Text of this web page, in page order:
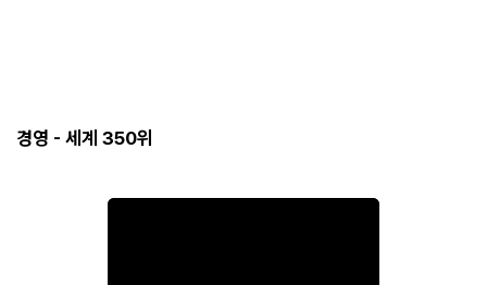
경영 - 세계 350위